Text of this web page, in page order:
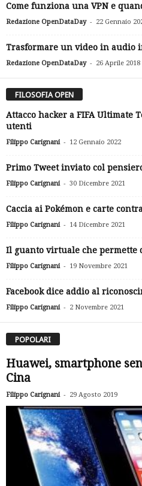
Come funziona una VPN e
Redazione OpenDataDay - 22 Gennaio
Trasformare un video in audio
Redazione OpenDataDay - 26 Aprile 2018
FILOSOFIA OPEN
Attacco hacker a FIFA Ultimate
utenti
Filippo Carignani - 12 Gennaio 2022
Primo Tweet inviato col
Filippo Carignani - 30 Dicembre 2021
Caccia ai Pokémon e carte
Filippo Carignani - 14 Dicembre 2021
Il guanto virtuale che permette
Filippo Carignani - 19 Novembre 2021
Facebook dice addio al
Filippo Carignani - 2 Novembre 2021
POPOLARI
Huawei, smartphone
Cina
Filippo Carignani - 29 Agosto 2019